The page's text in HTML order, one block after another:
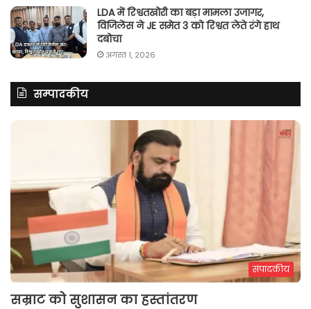
LDA में रिश्वतखोरी का बड़ा मामला उजागर,
विजिलेंस ने JE समेत 3 को रिश्वत लेते रंगे हाथ
दबोचा
अगस्त 1, 2026
सम्पादकीय
संपादकीय
सम्राट को सुशासन का हस्तांतरण